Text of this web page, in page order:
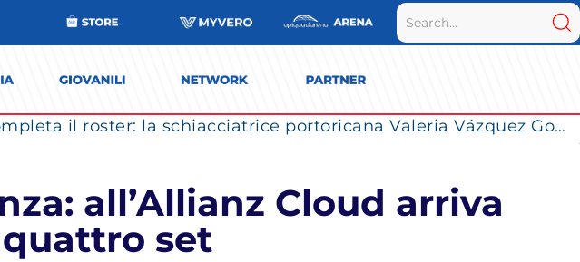
La Numia Vero Volley completa il roster: la schiacciatrice portoricana Valeria Vázquez Gomez è l’ultimo innesto di Milano per la stagione 2026/2027
all’Allianz Cloud arriva
set